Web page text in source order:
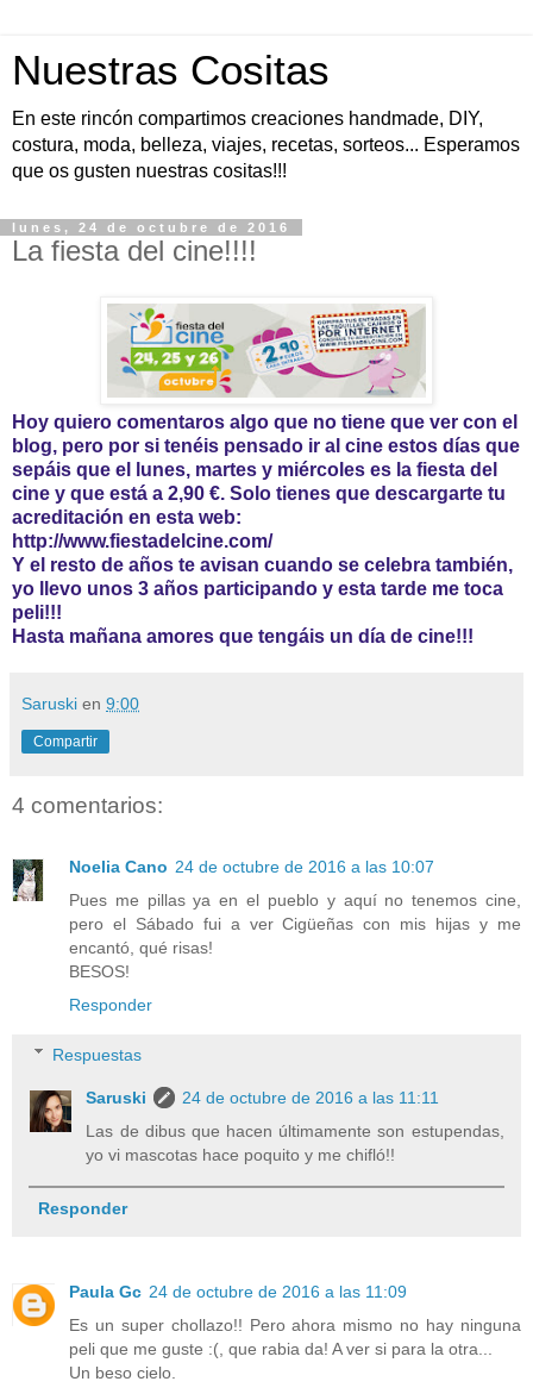
Nuestras Cositas
En este rincón compartimos creaciones handmade, DIY,
costura, moda, belleza, viajes, recetas, sorteos... Esperamos
que os gusten nuestras cositas!!!
lunes, 24 de octubre de 2016
La fiesta del cine!!!!
Hoy quiero comentaros algo que no tiene que ver con el
blog, pero por si tenéis pensado ir al cine estos días que
sepáis que el lunes, martes y miércoles es la fiesta del
cine y que está a 2,90 €. Solo tienes que descargarte tu
acreditación en esta web:
http://www.fiestadelcine.com/
Y el resto de años te avisan cuando se celebra también,
yo llevo unos 3 años participando y esta tarde me toca
peli!!!
Hasta mañana amores que tengáis un día de cine!!!
Saruski en 9:00
Compartir
4 comentarios:
Noelia Cano 24 de octubre de 2016 a las 10:07
Pues me pillas ya en el pueblo y aquí no tenemos cine,
pero el Sábado fui a ver Cigüeñas con mis hijas y me
encantó, qué risas!
BESOS!
Responder
Respuestas
Saruski
24 de octubre de 2016 a las 11:11
Las de dibus que hacen últimamente son estupendas,
yo vi mascotas hace poquito y me chifló!!
Responder
Paula Gc 24 de octubre de 2016 a las 11:09
Es un super chollazo!! Pero ahora mismo no hay ninguna
peli que me guste :(, que rabia da! A ver si para la otra...
Un beso cielo.